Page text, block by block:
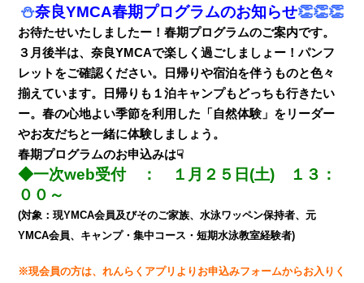
⛄奈良YMCA春期プログラムのお知らせ👏👏👏
お待たせいたしましたー！春期プログラムのご案内です。
３月後半は、奈良YMCAで楽しく過ごしましょー！パンフ
レットをご確認ください。日帰りや宿泊を伴うものと色々
揃えています。日帰りも１泊キャンプもどっちも行きたい
ー。春の心地よい季節を利用した「自然体験」をリーダー
やお友だちと一緒に体験しましょう。
春期プログラムのお申込みは☟
◆一次web受付 ： １月２５日(土) １３：
００～
(対象：現YMCA会員及びそのご家族、水泳ワッペン保持者、元
YMCA会員、キャンプ・集中コース・短期水泳教室経験者)
※現会員の方は、れんらくアプリよりお申込みフォームからお入りく